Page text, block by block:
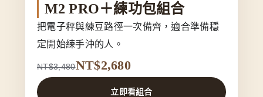
M2 PRO＋練功包組合
把電子秤與練豆路徑一次備齊，適合準備穩
定開始練手沖的人。
NT$3,480NT$2,680
立即看組合